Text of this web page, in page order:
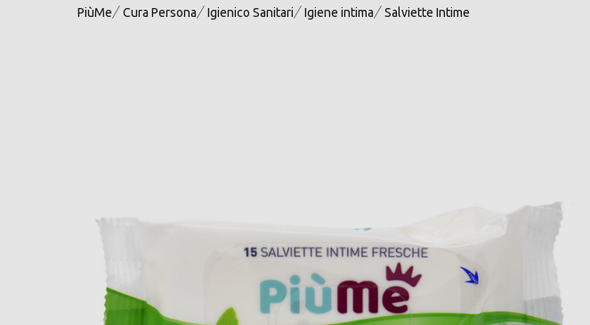
PiùMe Cura Persona Igienico Sanitari Igiene intima Salviette Intime